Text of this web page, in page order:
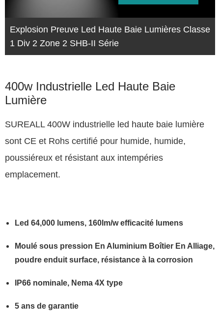
Explosion Preuve Led Haute Baie Lumières Classe
1 Div 2 Zone 2 SHB-II Série
400w Industrielle Led Haute Baie
Lumière
SUREALL 400W industrielle led haute baie lumière
sont CE et Rohs certifié pour humide, humide,
poussiéreux et résistant aux intempéries
emplacement.
Led 64,000 lumens, 160lm/w efficacité lumens
Moulé sous pression En Aluminium Boîtier En Alliage,
poudre enduit surface, résistance à la corrosion
IP66 nominale, Nema 4X type
5 ans de garantie